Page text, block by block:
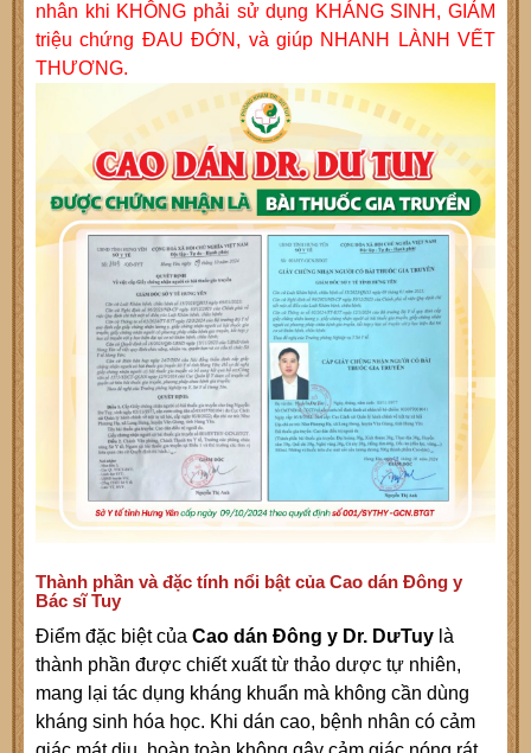
nhân khi KHÔNG phải sử dụng KHÁNG SINH, GIẢM
triệu chứng ĐAU ĐỚN, và giúp NHANH LÀNH VẾT
THƯƠNG.
Thành phần và đặc tính nổi bật của Cao dán Đông y
Bác sĩ Tuy
Điểm đặc biệt của Cao dán Đông y Dr. DưTuy là
thành phần được chiết xuất từ thảo dược tự nhiên,
mang lại tác dụng kháng khuẩn mà không cần dùng
kháng sinh hóa học. Khi dán cao, bệnh nhân có cảm